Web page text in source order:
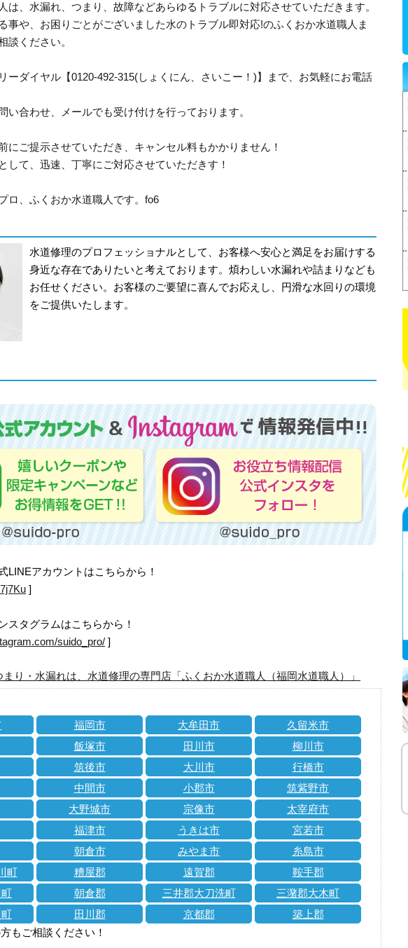
は、水漏れ、つまり、故障などあらゆるトラブルに対応させていただきます。
事や、お困りごとがございました水のトラブル即対応!のふくおか水道職人ま
談ください。
ーダイヤル【0120-492-315(しょくにん、さいこー！)】まで、お気軽にお電話
い合わせ、メールでも受け付けを行っております。
にご提示させていただき、キャンセル料もかかりません！
して、迅速、丁寧にご対応させていただきす！
ロ、ふくおか水道職人です。fo6
水道修理のプロフェッショナルとして、お客様へ安心と満足をお届けする
身近な存在でありたいと考えております。煩わしい水漏れや詰まりなども
お任せください。お客様のご要望に喜んでお応えし、円滑な水回りの環境
をご提供いたします。
LINEアカウントはこちらから！
]
スタグラムはこちらから！
suido_pro/ ]
り・水漏れは、水道修理の専門店「ふくおか水道職人（福岡水道職人）」
福岡市 大牟田市
久留米市
飯塚市 田川市
柳川市
筑後市 大川市
行橋市
中間市 小郡市
筑紫野市
大野城市 宗像市
太宰府市
福津市 うきは市
宮若市
朝倉市 みやま市
糸島市
町
糟屋郡 遠賀郡
鞍手郡
朝倉郡 三井郡大刀洗町
三潴郡大木町
田川郡 京都郡
築上郡
もご相談ください！